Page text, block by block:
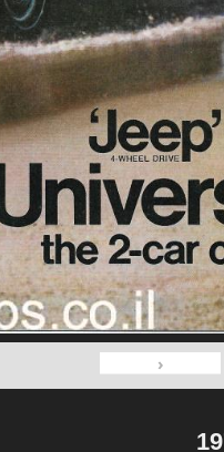
‹